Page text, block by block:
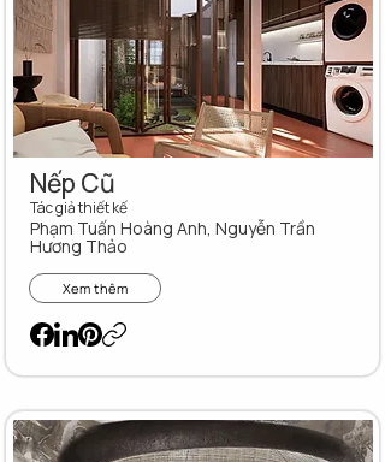
Nếp Cũ
Tác giả thiết kế
Phạm Tuấn Hoàng Anh, Nguyễn Trần
Hương Thảo
Xem thêm